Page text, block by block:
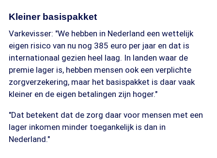
Kleiner basispakket
Varkevisser: "We hebben in Nederland een wettelijk
eigen risico van nu nog 385 euro per jaar en dat is
internationaal gezien heel laag. In landen waar de
premie lager is, hebben mensen ook een verplichte
zorgverzekering, maar het basispakket is daar vaak
kleiner en de eigen betalingen zijn hoger."
"Dat betekent dat de zorg daar voor mensen met een
lager inkomen minder toegankelijk is dan in
Nederland."